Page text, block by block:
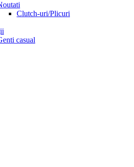
Clutch-uri/Plicuri
casual